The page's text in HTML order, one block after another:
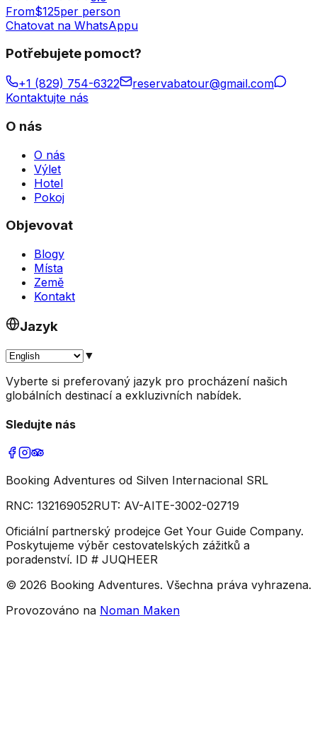
From$125per person
Chatovat na WhatsAppu
Potřebujete pomoct?
+1 (829) 754-6322
reservabatour@gmail.com
Kontaktujte nás
O nás
O nás
Výlet
Hotel
Pokoj
Objevovat
Blogy
Místa
Země
Kontakt
Jazyk
▼
Vyberte si preferovaný jazyk pro procházení našich
globálních destinací a exkluzivních nabídek.
Sledujte nás
Booking Adventures od Silven Internacional SRL
RNC: 132169052RUT: AV-AITE-3002-02719
Oficiální partnerský prodejce Get Your Guide Company.
Poskytujeme výběr cestovatelských zážitků a
poradenství. ID # JUQHEER
© 2026 Booking Adventures. Všechna práva vyhrazena.
Provozováno na Noman Maken